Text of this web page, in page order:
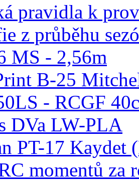
pravidla k
z průběhu
MS - 2,56m
B-25
- RCGF
DVa LW-PLA
PT-17 Kaydet
momentů za